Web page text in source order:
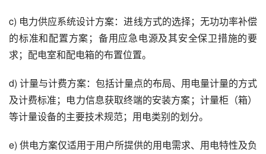
c) 电力供应系统设计方案：进线方式的选择；无功功率补偿
的标准和配置方案；备用应急电源及其安全保卫措施的要
求；配电室和配电箱的布置位置。
d) 计量与计费方案：包括计量点的布局、用电量计量的方式
及计费标准；电力信息获取终端的安装方案；计量柜（箱）
等计量设备的主要技术规范；用电类别的划分。
e) 供电方案仅适用于用户所提供的用电需求、用电特性及负